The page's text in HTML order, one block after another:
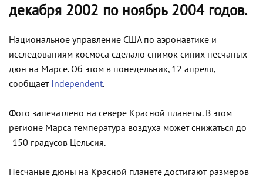
декабря 2002 по ноябрь 2004 годов.
Национальное управление США по аэронавтике и
исследованиям космоса сделало снимок синих песчаных
дюн на Марсе. Об этом в понедельник, 12 апреля,
сообщает Independent.
Фото запечатлено на севере Красной планеты. В этом
регионе Марса температура воздуха может снижаться до
-150 градусов Цельсия.
Песчаные дюны на Красной планете достигают размеров